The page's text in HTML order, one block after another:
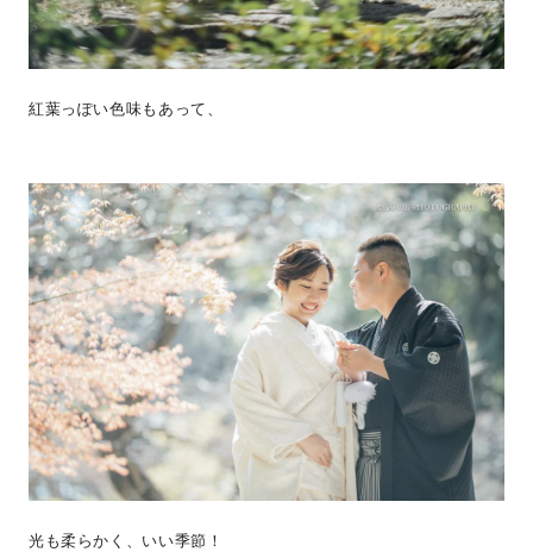
紅葉っぽい色味もあって、
光も柔らかく、いい季節！